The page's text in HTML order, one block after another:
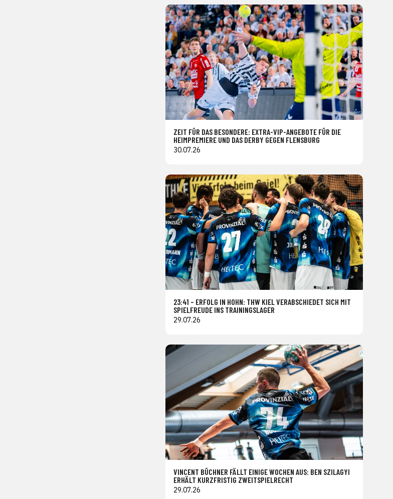
ZEIT FÜR DAS BESONDERE: EXTRA-VIP-ANGEBOTE FÜR DIE
HEIMPREMIERE UND DAS DERBY GEGEN FLENSBURG
30.07.26
23:41 – ERFOLG IN HOHN: THW KIEL VERABSCHIEDET SICH MIT
SPIELFREUDE INS TRAININGSLAGER
29.07.26
VINCENT BÜCHNER FÄLLT EINIGE WOCHEN AUS: BEN SZILAGYI
ERHÄLT KURZFRISTIG ZWEITSPIELRECHT
29.07.26